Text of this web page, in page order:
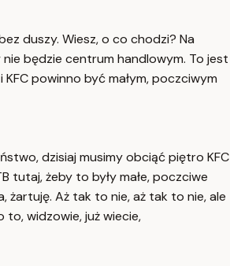
duszy. Wiesz, o co chodzi? Na
nie będzie centrum handlowym. To jest
KFC powinno być małym, poczciwym
dzisiaj musimy obciąć piętro KFC
tutaj, żeby to były małe, poczciwe
żartuję. Aż tak to nie, aż tak to nie, ale
to, widzowie, już wiecie,